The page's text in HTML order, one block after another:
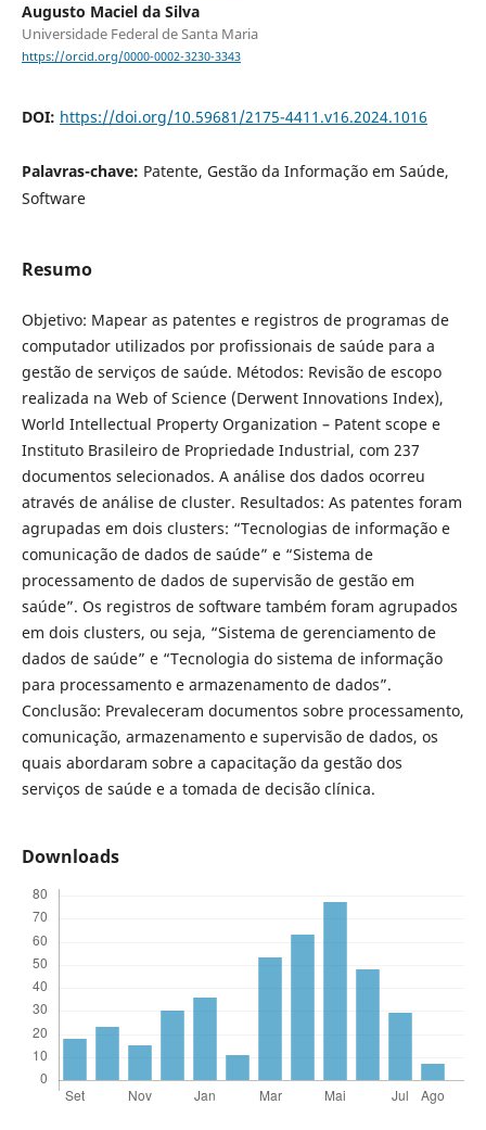
Augusto Maciel da Silva
Universidade Federal de Santa Maria
https://orcid.org/0000-0002-3230-3343
DOI: https://doi.org/10.59681/2175-4411.v16.2024.1016
Palavras-chave: Patente, Gestão da Informação em Saúde,
Software
Resumo
Objetivo: Mapear as patentes e registros de programas de
computador utilizados por profissionais de saúde para a
gestão de serviços de saúde. Métodos: Revisão de escopo
realizada na Web of Science (Derwent Innovations Index),
World Intellectual Property Organization – Patent scope e
Instituto Brasileiro de Propriedade Industrial, com 237
documentos selecionados. A análise dos dados ocorreu
através de análise de cluster. Resultados: As patentes foram
agrupadas em dois clusters: “Tecnologias de informação e
comunicação de dados de saúde” e “Sistema de
processamento de dados de supervisão de gestão em
saúde”. Os registros de software também foram agrupados
em dois clusters, ou seja, “Sistema de gerenciamento de
dados de saúde” e “Tecnologia do sistema de informação
para processamento e armazenamento de dados”.
Conclusão: Prevaleceram documentos sobre processamento,
comunicação, armazenamento e supervisão de dados, os
quais abordaram sobre a capacitação da gestão dos
serviços de saúde e a tomada de decisão clínica.
Downloads